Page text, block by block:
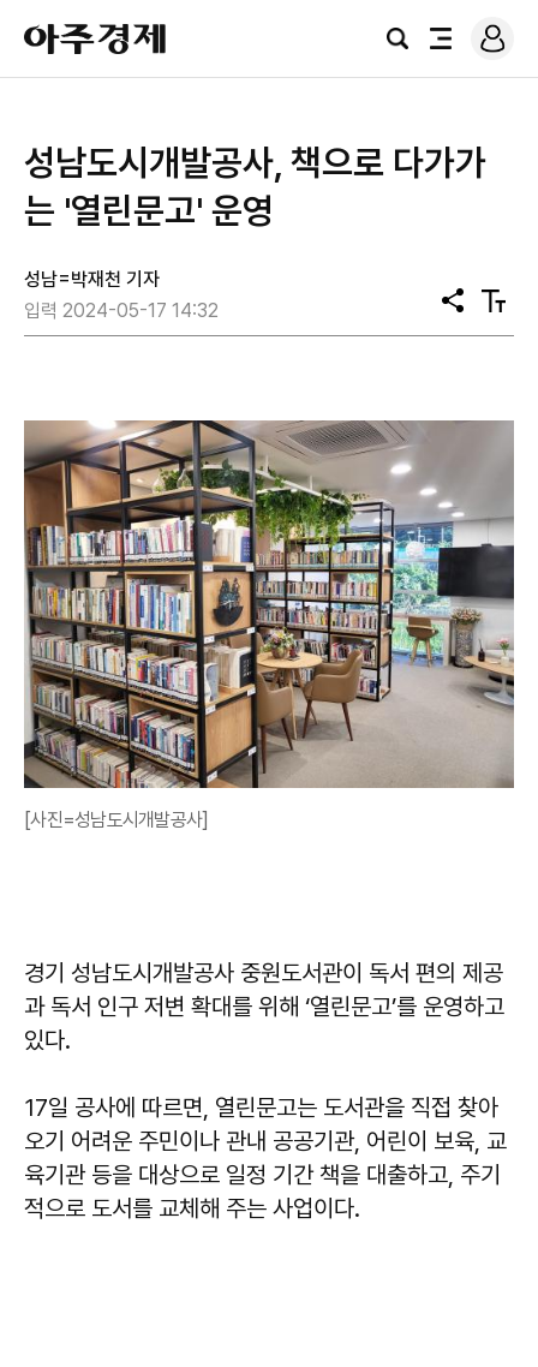
아
주
경
검
전
로
그
성남도시개발공사, 책으로 다가가
는 '열린문고' 운영
성남=박재천 기자
입력 2024-05-17 14:32
공
유
텍
스
[사진=성남도시개발공사]
경기 성남도시개발공사 중원도서관이 독서 편의 제공
과 독서 인구 저변 확대를 위해 ‘열린문고’를 운영하고
있다.
17일 공사에 따르면, 열린문고는 도서관을 직접 찾아
오기 어려운 주민이나 관내 공공기관, 어린이 보육, 교
육기관 등을 대상으로 일정 기간 책을 대출하고, 주기
적으로 도서를 교체해 주는 사업이다.